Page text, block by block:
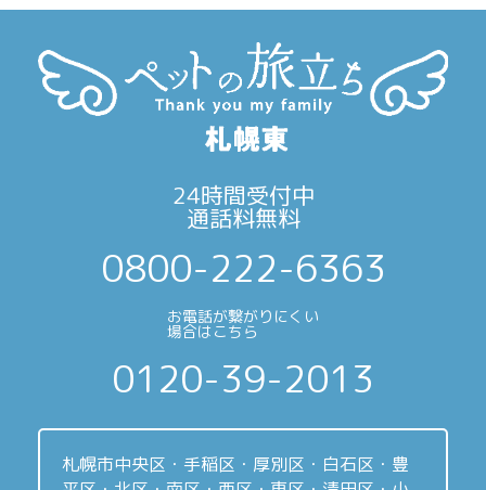
24時間受付中
通話料無料
0800-222-6363
お電話が繋がりにくい
場合はこちら
0120-39-2013
札幌市中央区・手稲区・厚別区・白石区・豊